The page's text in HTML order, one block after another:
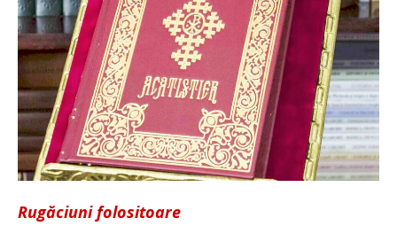
Rugăciuni folositoare